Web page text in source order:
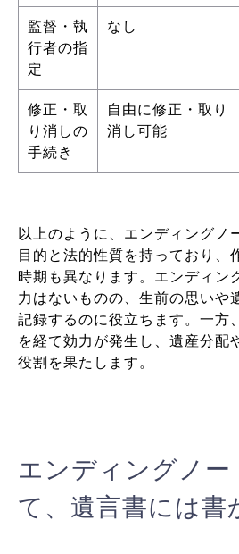
監督・執
行者の指
定
なし
修正・取
り消しの
手続き
自由に修正・取り
消し可能
以上のように、エンディングノ
目的と法的性質を持っており、
時期も異なります。エンディン
力はないものの、生前の思いや
記録するのに役立ちます。一方
を経て効力が発生し、遺産分配
役割を果たします。
エンディングノー
て、遺言書には書